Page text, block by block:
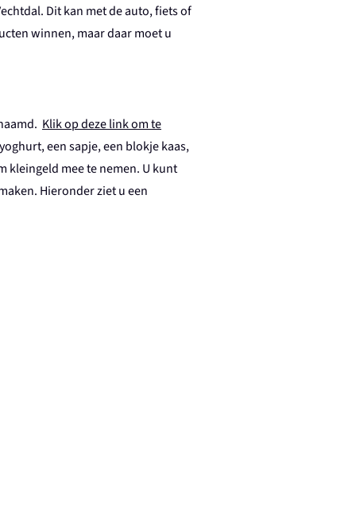
Dit kan met de auto, fiets of
winnen, maar daar moet u
Klik op deze link om te
een sapje, een blokje kaas,
kleingeld mee te nemen. U kunt
Hieronder ziet u een